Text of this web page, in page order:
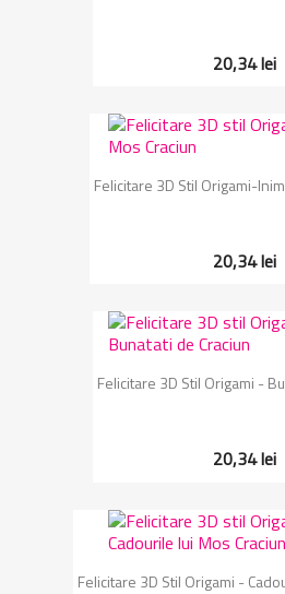
20,34 lei
Felicitare 3D Stil Origami-
20,34 lei
Felicitare 3D Stil Origami -
20,34 lei
Felicitare 3D Stil Origami -